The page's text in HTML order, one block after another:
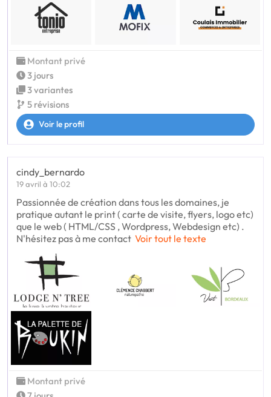
Montant privé
3 jours
3 variantes
5 révisions
Voir le profil
cindy_bernardo
19 avril à 10:02
Passionnée de création dans tous les domaines, je
pratique autant le print ( carte de visite, flyers, logo etc)
que le web ( HTML/CSS , Wordpress, Webdesign etc) .
N'hésitez pas à me contact Voir tout le texte
Montant privé